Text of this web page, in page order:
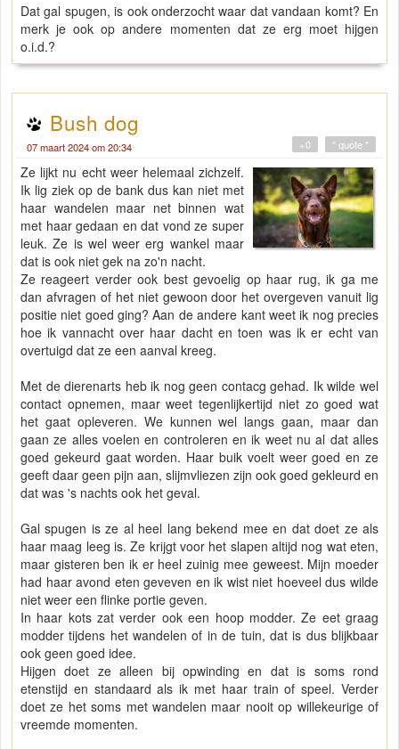
Dat gal spugen, is ook onderzocht waar dat vandaan komt? En
merk je ook op andere momenten dat ze erg moet hijgen
o.i.d.?
Bush dog
07 maart 2024 om 20:34 " quote "
+0
Ze lijkt nu echt weer helemaal zichzelf.
Ik lig ziek op de bank dus kan niet met
haar wandelen maar net binnen wat
met haar gedaan en dat vond ze super
leuk. Ze is wel weer erg wankel maar
dat is ook niet gek na zo'n nacht.
Ze reageert verder ook best gevoelig op haar rug, ik ga me
dan afvragen of het niet gewoon door het overgeven vanuit lig
positie niet goed ging? Aan de andere kant weet ik nog precies
hoe ik vannacht over haar dacht en toen was ik er echt van
overtuigd dat ze een aanval kreeg.
Met de dierenarts heb ik nog geen contacg gehad. Ik wilde wel
contact opnemen, maar weet tegenlijkertijd niet zo goed wat
het gaat opleveren. We kunnen wel langs gaan, maar dan
gaan ze alles voelen en controleren en ik weet nu al dat alles
goed gekeurd gaat worden. Haar buik voelt weer goed en ze
geeft daar geen pijn aan, slijmvliezen zijn ook goed gekleurd en
dat was 's nachts ook het geval.
Gal spugen is ze al heel lang bekend mee en dat doet ze als
haar maag leeg is. Ze krijgt voor het slapen altijd nog wat eten,
maar gisteren ben ik er heel zuinig mee geweest. Mijn moeder
had haar avond eten geveven en ik wist niet hoeveel dus wilde
niet weer een flinke portie geven.
In haar kots zat verder ook een hoop modder. Ze eet graag
modder tijdens het wandelen of in de tuin, dat is dus blijkbaar
ook geen goed idee.
Hijgen doet ze alleen bij opwinding en dat is soms rond
etenstijd en standaard als ik met haar train of speel. Verder
doet ze het soms met wandelen maar nooit op willekeurige of
vreemde momenten.